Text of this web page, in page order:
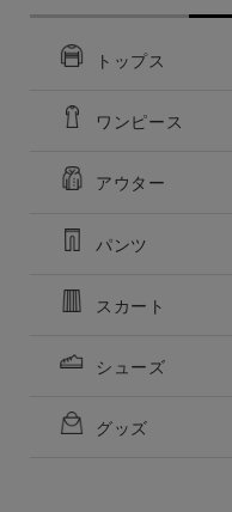
トップス
ワンピース
アウター
パンツ
スカート
シューズ
グッズ